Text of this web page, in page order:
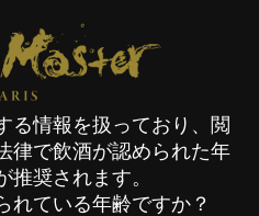
員
Paris
る情報を扱っており、閲
律で飲酒が認められた年
推奨されます。
れている年齢ですか？